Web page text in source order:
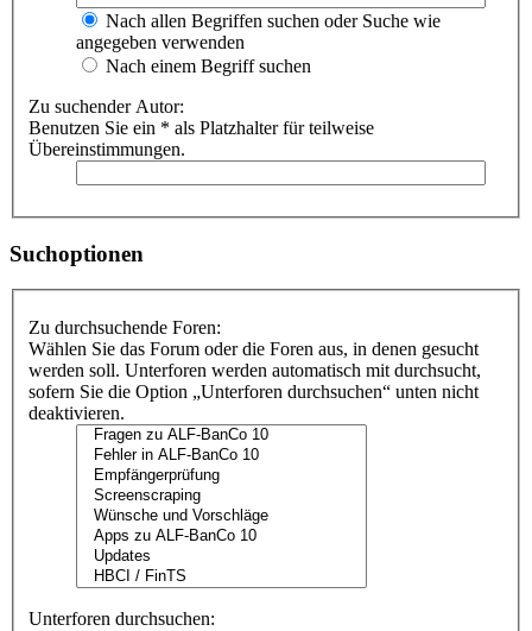
Nach allen Begriffen suchen oder Suche wie
angegeben verwenden
Nach einem Begriff suchen
Zu suchender Autor:
Benutzen Sie ein * als Platzhalter für teilweise
Übereinstimmungen.
Suchoptionen
Zu durchsuchende Foren:
Wählen Sie das Forum oder die Foren aus, in denen gesucht
werden soll. Unterforen werden automatisch mit durchsucht,
sofern Sie die Option „Unterforen durchsuchen“ unten nicht
deaktivieren.
Unterforen durchsuchen: